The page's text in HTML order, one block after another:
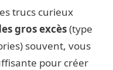
trucs curieux
gros excès(type
souvent, vous
pour créer